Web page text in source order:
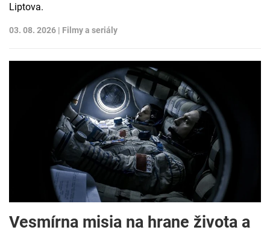
Liptova.
03. 08. 2026 | Filmy a seriály
Vesmírna misia na hrane života a